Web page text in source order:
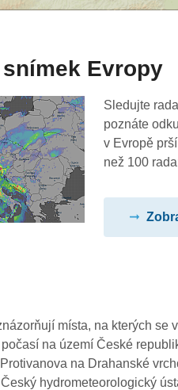
Evropy
Sledujte
poznáte
v Evropě
než 100
místa, na kterých se
na území České
na Drahanské
hydrometeorologický